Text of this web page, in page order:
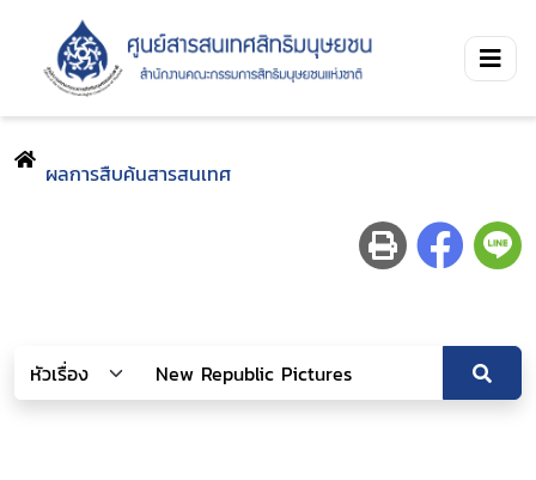
ผลการสืบค้นสารสนเทศ